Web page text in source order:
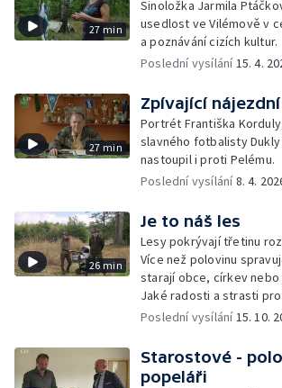
27 min
Sinoložka Jarmila
usedlost ve Vilémově v
a poznávání cizích kultur.
Poslední vysílání15. 4.
27 min
Zpívající
Portrét Františka
slavného fotbalisty
nastoupil i proti Pelému.
Poslední vysílání8. 4.
26 min
Je to náš les
Lesy pokrývají třetinu
Více než polovinu
starají obce, církev
Jaké radosti a strasti
o lesy pečují?
Poslední vysílání15. 10.
Starostové -
popeláři